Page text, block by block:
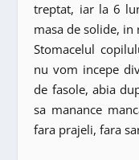
treptat, iar la 6
masa de solide,
Stomacelul
nu vom incepe
de fasole, abia
sa manance
fara prajeli, fara